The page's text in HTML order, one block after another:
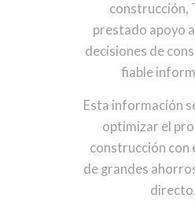
construcción,
prestado apoyo
decisiones de
fiable
Esta información
optimizar el
construcción con
de grandes